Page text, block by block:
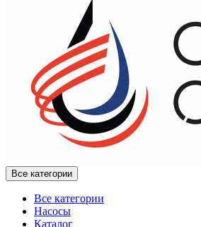
Все категории
Все категории
Насосы
Каталог